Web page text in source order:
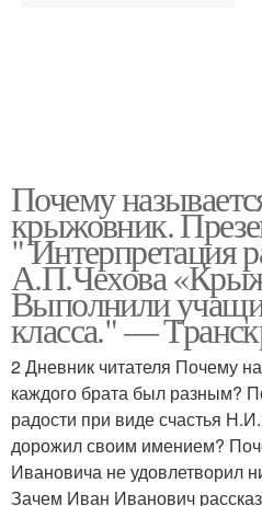
Почему
крыжовник.
" Интерпретация
А.П.Чехова
Выполнили
класса." —
2 Дневник читателя Почему
каждого брата был разным?
радости при виде счастья
дорожил своим имением?
Ивановича не удовлетворил
Зачем Иван Иванович